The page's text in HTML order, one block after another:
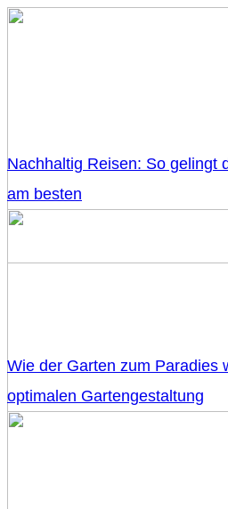
Nachhaltig Reisen: So gelingt
am besten
Wie der Garten zum Paradies
optimalen Gartengestaltung